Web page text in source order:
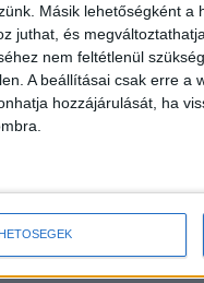
Másik lehetőségként
juthat, és
nem feltétlenül
A beállításai csak erre
hozzájárulását, ha